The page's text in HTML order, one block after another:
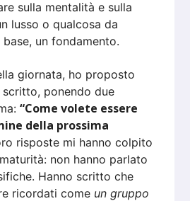
sulla mentalità e sulla
lusso o qualcosa da
base, un fondamento.
giornata, ho proposto
ponendo due
“Come volete essere
della prossima
risposte mi hanno colpito
non hanno parlato
Hanno scritto che
ricordati come un gruppo